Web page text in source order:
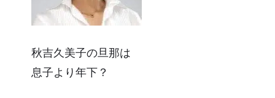
秋吉久美子の旦那は
息子より年下？